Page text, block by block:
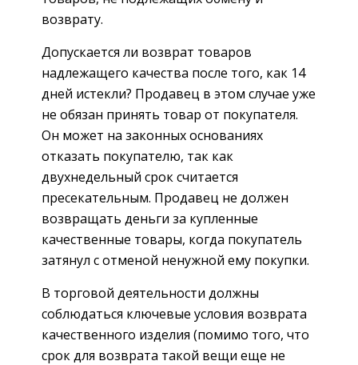
возврату.
Допускается ли возврат товаров
надлежащего качества после того, как 14
дней истекли? Продавец в этом случае уже
не обязан принять товар от покупателя.
Он может на законных основаниях
отказать покупателю, так как
двухнедельный срок считается
пресекательным. Продавец не должен
возвращать деньги за купленные
качественные товары, когда покупатель
затянул с отменой ненужной ему покупки.
В торговой деятельности должны
соблюдаться ключевые условия возврата
качественного изделия (помимо того, что
срок для возврата такой вещи еще не